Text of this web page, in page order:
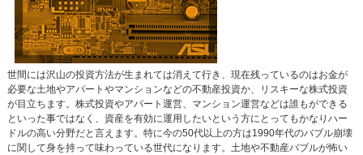
世間には沢山の投資方法が生まれては消えて行き、現在残っているのはお金が
必要な土地やアパートやマンションなどの不動産投資か、リスキーな株式投資
が目立ちます。株式投資やアパート運営、マンション運営などは誰もができる
といった事ではなく、資産を有効に運用したいという方にとってもかなりハー
ドルの高い分野だと言えます。特に今の50代以上の方は1990年代のバブル崩壊
に関して身を持って味わっている世代になります。土地や不動産バブルが怖い